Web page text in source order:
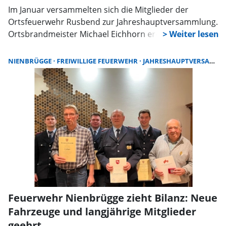
Im Januar versammelten sich die Mitglieder der
Ortsfeuerwehr Rusbend zur Jahreshauptversammlung.
Ortsbrandmeister Michael Eichhorn eröffnete die
Kameraden sowie Gäste aus der Stadtverwaltung und
benachbarten Feuerwehren.
Stadtjugendfeuerwehrwartin Melanie Rüthemann
übernahm aus terminlichen Gründen zuerst das Wort
und übergab Jannis Hoffmann aus der
Jugendfeuerwehr an die aktive Abteilung.
NIENBRÜGGE FREIWILLIGE FEUERWEHR JAHRESHAUPTVERSAMMLUNG
Feuerwehr Nienbrügge zieht Bilanz: Neue
Fahrzeuge und langjährige Mitglieder